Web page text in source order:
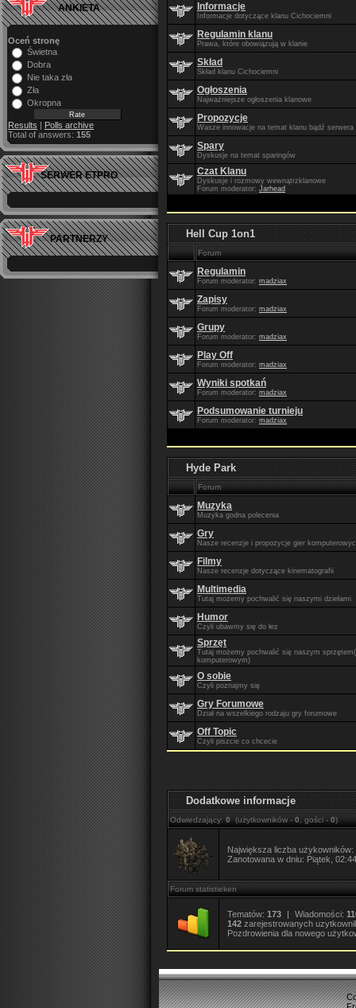
ANKIETA
Oceń stronę
Świetna
Dobra
Nie taka zła
Zła
Okropna
Results | Polls archive
Total of answers: 155
SERWER ETPRO
PARTNERZY
Informacje
Informacje dotyczące klanu Cichociemni
Regulamin klanu
Prawa, które obowiązują w klanie
Skład
Skład klanu Cichociemni
Ogłoszenia
Najważniejsze ogłoszenia klanowe
Propozycje
Wasze innowacje na temat klanu bądź serwera
Spary
Dyskusje na temat sparingów
Czat Klanu
Dyskusje i rozmowy wewnątrzklanowe
Forum moderator: Jarhead
Hell Cup 1on1
Forum
Regulamin
Forum moderator: madziax
Zapisy
Forum moderator: madziax
Grupy
Forum moderator: madziax
Play Off
Forum moderator: madziax
Wyniki spotkań
Forum moderator: madziax
Podsumowanie turnieju
Forum moderator: madziax
Hyde Park
Forum
Muzyka
Muzyka godna polecenia
Gry
Nasze recenzje i propozycje gier
Filmy
Nasze recenzje dotyczące kinematografii
Multimedia
Tutaj możemy pochwalić się naszymi dziełami
Humor
Czyli ubawmy się do łez
Sprzęt
Tutaj możemy pochwalić się naszym
komputerowym)
O sobie
Czyli poznajmy się
Gry Forumowe
Dział na wszelkiego rodzaju gry forumowe
Off Topic
Czyli piszcie co chcecie
Dodatkowe informacje
Odwiedzający: 0 (użytkowników - 0, gości - 0)
Największa liczba użykowników:
Zanotowana w dniu: Piątek,
Forum statistieken
Tematów: 173 Wiadomości:
142 zarejestrowanych
Pozdrowienia dla nowego